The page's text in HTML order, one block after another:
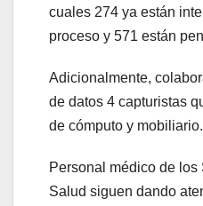
cuales 274 ya están
proceso y 571 están
Adicionalmente,
de datos 4 capturistas
de cómputo y mobiliario.
Personal médico de
Salud siguen dando